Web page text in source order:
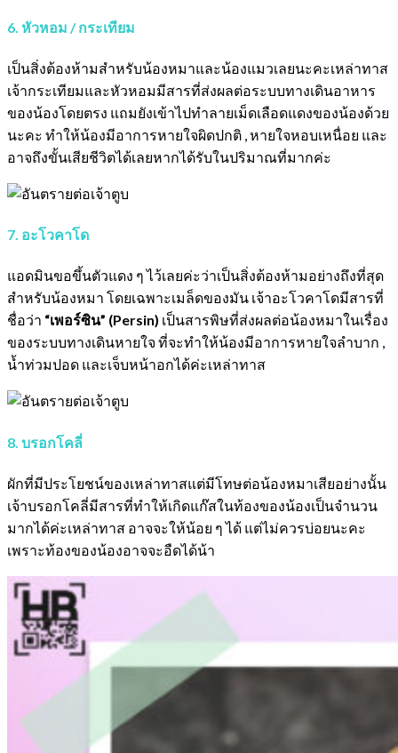
6. หัวหอม / กระเทียม
เป็นสิ่งต้องห้ามสำหรับน้องหมาและน้องแมวเลยนะคะเหล่าทาส
เจ้ากระเทียมและหัวหอมมีสารที่ส่งผลต่อระบบทางเดินอาหาร
ของน้องโดยตรง แถมยังเข้าไปทำลายเม็ดเลือดแดงของน้องด้วย
นะคะ ทำให้น้องมีอาการหายใจผิดปกติ , หายใจหอบเหนื่อย และ
อาจถึงขั้นเสียชีวิตได้เลยหากได้รับในปริมาณที่มากค่ะ
7. อะโวคาโด
แอดมินขอขึ้นตัวแดง ๆ ไว้เลยค่ะว่าเป็นสิ่งต้องห้ามอย่างถึงที่สุด
สำหรับน้องหมา โดยเฉพาะเมล็ดของมัน เจ้าอะโวคาโดมีสารที่
ชื่อว่า “เพอร์ซิน” (Persin) เป็นสารพิษที่ส่งผลต่อน้องหมาในเรื่อง
ของระบบทางเดินหายใจ ที่จะทำให้น้องมีอาการหายใจลำบาก ,
น้ำท่วมปอด และเจ็บหน้าอกได้ค่ะเหล่าทาส
8. บรอกโคลี่
ผักที่มีประโยชน์ของเหล่าทาสแต่มีโทษต่อน้องหมาเสียอย่างนั้น
เจ้าบรอกโคลี่มีสารที่ทำให้เกิดแก๊สในท้องของน้องเป็นจำนวน
มากได้ค่ะเหล่าทาส อาจจะให้น้อย ๆ ได้ แต่ไม่ควรบ่อยนะคะ
เพราะท้องของน้องอาจจะอืดได้น้า